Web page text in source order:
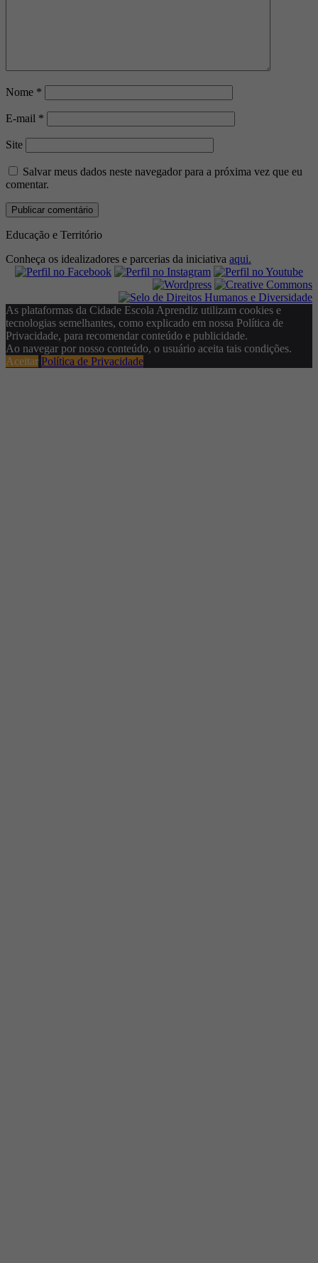
Nome *
E-mail *
Site
Salvar meus dados neste navegador para a próxima vez que eu
comentar.
Educação e Território
Conheça os idealizadores e parcerias da iniciativa aqui.
As plataformas da Cidade Escola Aprendiz utilizam cookies e
tecnologias semelhantes, como explicado em nossa Política de
Privacidade, para recomendar conteúdo e publicidade.
Ao navegar por nosso conteúdo, o usuário aceita tais condições.
Aceitar Política de Privacidade